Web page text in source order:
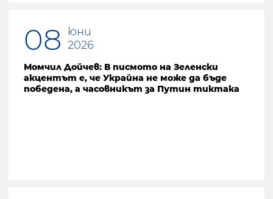
08
юни
2026
Момчил Дойчев: В писмото на Зеленски
акцентът е, че Украйна нe може да бъде
победена, а часовникът за Путин тиктака